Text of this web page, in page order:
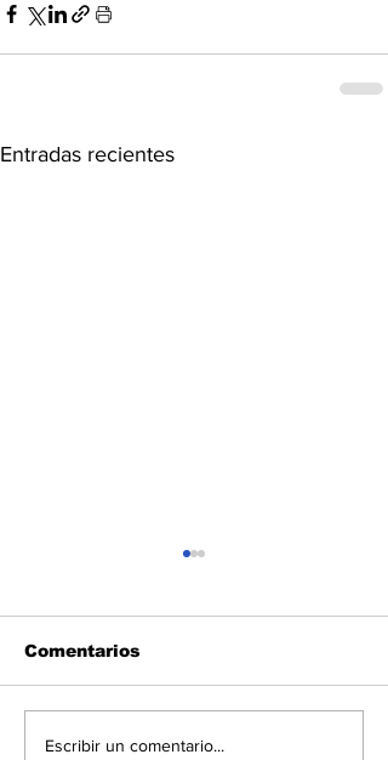
Entradas recientes
Diputados respaldan
Comentarios
Escribir un comentario...